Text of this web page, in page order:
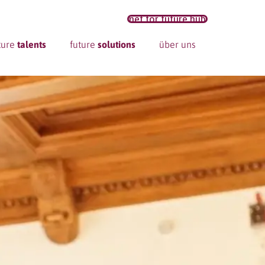
net for future hub
talents future solutions über uns